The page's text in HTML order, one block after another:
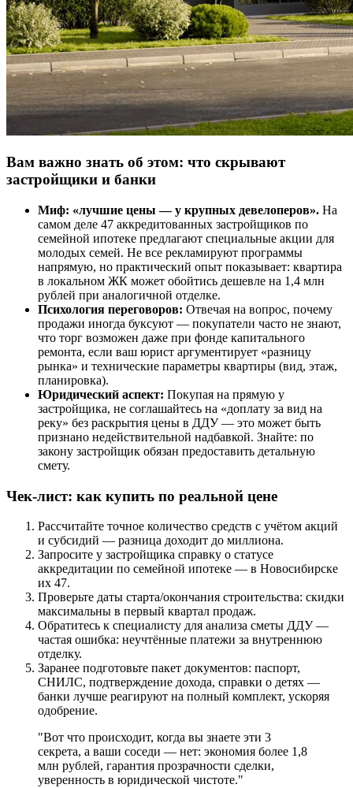
Вам важно знать об этом: что скрывают
застройщики и банки
Миф: «лучшие цены — у крупных девелоперов». На
самом деле 47 аккредитованных застройщиков по
семейной ипотеке предлагают специальные акции для
молодых семей. Не все рекламируют программы
напрямую, но практический опыт показывает: квартира
в локальном ЖК может обойтись дешевле на 1,4 млн
рублей при аналогичной отделке.
Психология переговоров: Отвечая на вопрос, почему
продажи иногда буксуют — покупатели часто не знают,
что торг возможен даже при фонде капитального
ремонта, если ваш юрист аргументирует «разницу
рынка» и технические параметры квартиры (вид, этаж,
планировка).
Юридический аспект: Покупая на прямую у
застройщика, не соглашайтесь на «доплату за вид на
реку» без раскрытия цены в ДДУ — это может быть
признано недействительной надбавкой. Знайте: по
закону застройщик обязан предоставить детальную
смету.
Чек-лист: как купить по реальной цене
Рассчитайте точное количество средств с учётом акций
и субсидий — разница доходит до миллиона.
Запросите у застройщика справку о статусе
аккредитации по семейной ипотеке — в Новосибирске
их 47.
Проверьте даты старта/окончания строительства: скидки
максимальны в первый квартал продаж.
Обратитесь к специалисту для анализа сметы ДДУ —
частая ошибка: неучтённые платежи за внутреннюю
отделку.
Заранее подготовьте пакет документов: паспорт,
СНИЛС, подтверждение дохода, справки о детях —
банки лучше реагируют на полный комплект, ускоряя
одобрение.
"Вот что происходит, когда вы знаете эти 3
секрета, а ваши соседи — нет: экономия более 1,8
млн рублей, гарантия прозрачности сделки,
уверенность в юридической чистоте."